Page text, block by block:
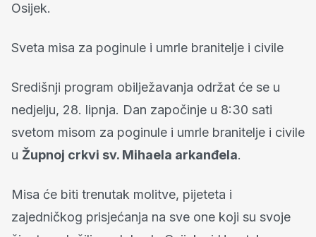
Osijek.
Sveta misa za poginule i umrle branitelje i civile
Središnji program obilježavanja održat će se u
nedjelju, 28. lipnja. Dan započinje u 8:30 sati
svetom misom za poginule i umrle branitelje i civile
u Župnoj crkvi sv. Mihaela arkanđela.
Misa će biti trenutak molitve, pijeteta i
zajedničkog prisjećanja na sve one koji su svoje